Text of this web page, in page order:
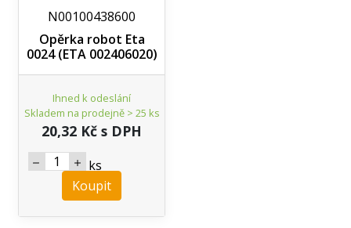
N00100438600
Opěrka robot Eta
0024 (ETA 002406020)
Ihned k odeslání
Skladem na prodejně > 25 ks
20,32 Kč s DPH
ks
Koupit